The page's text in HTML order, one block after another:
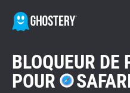
BLOQUEUR DE
POUR